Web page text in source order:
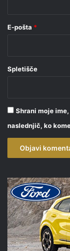
E-pošta *
Spletišče
Shrani moje
naslednjič, ko